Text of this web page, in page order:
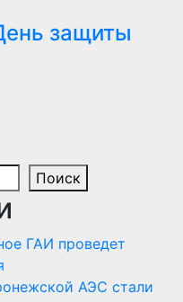
защиты
Поиск
ГАИ проведет
АЭС стали